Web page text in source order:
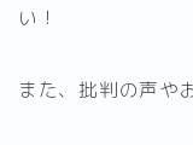
い！
また、批判の声や